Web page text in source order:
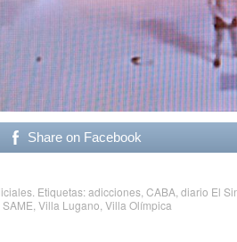
Share on Facebook
. Etiquetas:adicciones CABA diario El
SAME Villa Lugano Villa Olímpica